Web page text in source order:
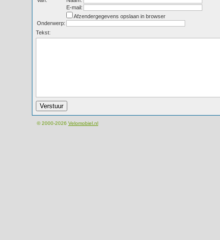
E-mail:
Afzendergegevens opslaan in browser
Onderwerp:
Tekst:
© 2000-2026 Velomobiel.nl